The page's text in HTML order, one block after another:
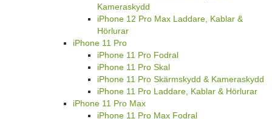
Kameraskydd
iPhone 12 Pro Max Laddare, Kablar &
Hörlurar
iPhone 11 Pro
iPhone 11 Pro Fodral
iPhone 11 Pro Skal
iPhone 11 Pro Skärmskydd & Kameraskydd
iPhone 11 Pro Laddare, Kablar & Hörlurar
iPhone 11 Pro Max
iPhone 11 Pro Max Fodral